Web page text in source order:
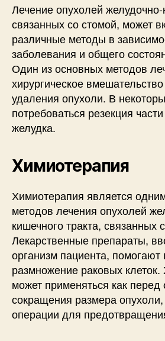
Лечение опухолей желудочно-
связанных со стомой, может
различные методы в
заболевания и общего
Один из основных методов
хирургическое
удаления опухоли. В
потребоваться резекция
желудка.
Химиотерапия
Химиотерапия является
методов лечения опухолей
кишечного тракта, связанных
Лекарственные препараты,
организм пациента, помогают
размножение раковых
может применяться как
сокращения размера
операции для